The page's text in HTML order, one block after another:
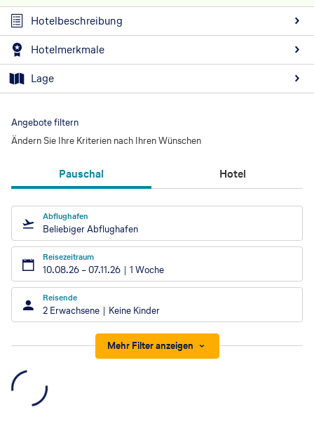
Hotelbeschreibung
Hotelmerkmale
Lage
Angebote filtern
Ändern Sie Ihre Kriterien nach Ihren Wünschen
Pauschal Hotel
Abflughafen
Beliebiger Abflughafen
Reisezeitraum
10.08.26 –07.11.26 1 Woche
Reisende
2 Erwachsene Keine Kinder
Mehr Filter anzeigen